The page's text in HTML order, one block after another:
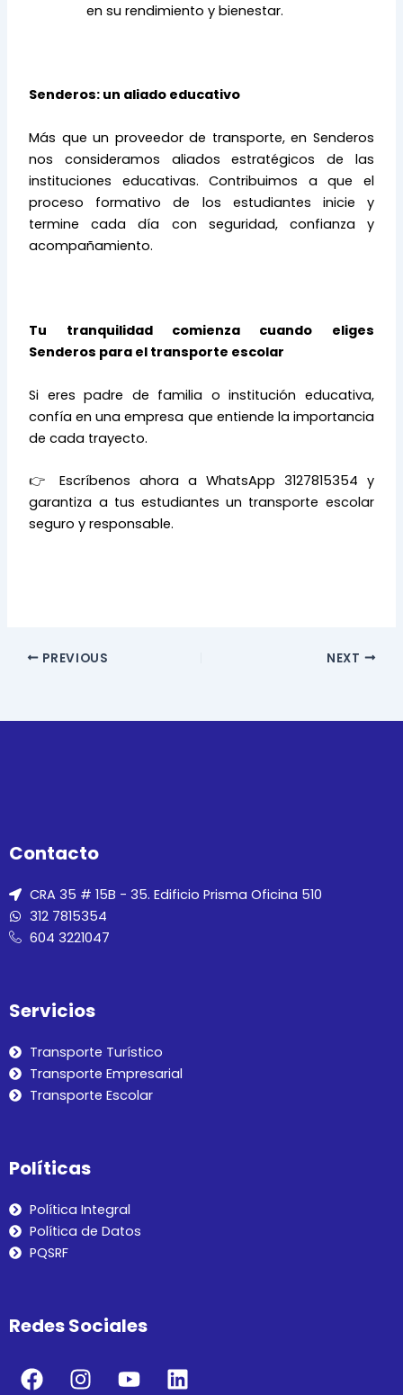
en su rendimiento y bienestar.
Senderos: un aliado educativo
Más que un proveedor de transporte, en Senderos
nos consideramos aliados estratégicos de las
instituciones educativas. Contribuimos a que el
proceso formativo de los estudiantes inicie y
termine cada día con seguridad, confianza y
acompañamiento.
Tu tranquilidad comienza cuando eliges
Senderos para el transporte escolar
Si eres padre de familia o institución educativa,
confía en una empresa que entiende la importancia
de cada trayecto.
👉 Escríbenos ahora a WhatsApp 3127815354 y
garantiza a tus estudiantes un transporte escolar
seguro y responsable.
PREVIOUS NEXT
Contacto
CRA 35 # 15B - 35. Edificio Prisma Oficina 510
312 7815354
604 3221047
Servicios
Transporte Turístico
Transporte Empresarial
Transporte Escolar
Políticas
Política Integral
Política de Datos
PQSRF
Redes Sociales
F I Y L